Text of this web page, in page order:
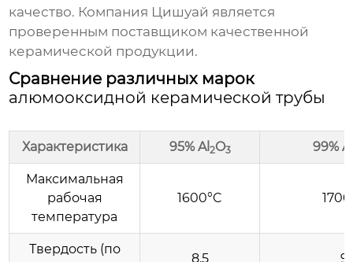
качество. Компания Цишуай является
проверенным поставщиком качественной
керамической продукции.
Сравнение различных марок
алюмооксидной керамической трубы
Характеристика 95% Al2O3 99%
Максимальная
рабочая
температура
1600°C
Твердость (по
8.5 9